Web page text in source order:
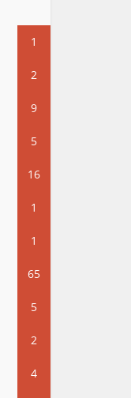
1
2
9
5
16
1
1
65
5
2
4